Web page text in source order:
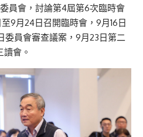
員會，討論第4屆第6次臨時會
9月24日召開臨時會，9月16日
委員會審查議案，9月23日第二
會。